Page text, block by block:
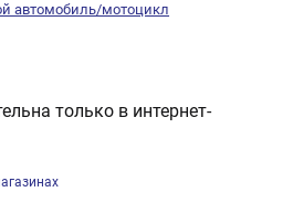
автомобиль/мотоцикл
только в интернет-